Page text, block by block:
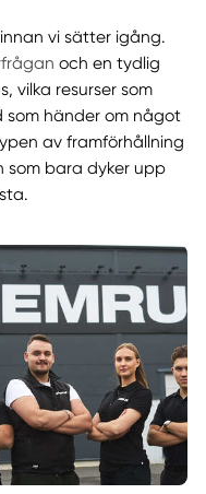
vi sätter igång.
och en tydlig
vilka resurser som
händer om något
av framförhållning
som bara dyker upp